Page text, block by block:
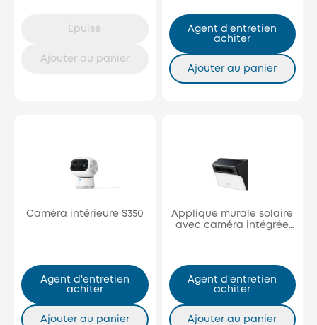
Épuisé
Ajouter au panier
Agent d'entretien
achiter
Ajouter au panier
Caméra intérieure S350
Agent d'entretien
achiter
Ajouter au panier
Applique murale solaire
avec caméra intégrée
Agent d'entretien
achiter
Ajouter au panier